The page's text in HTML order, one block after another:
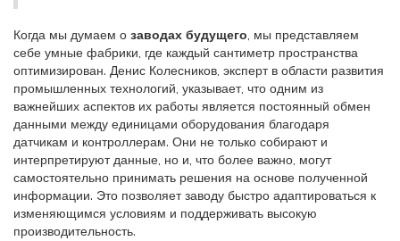
Когда мы думаем о заводах будущего, мы представляем
себе умные фабрики, где каждый сантиметр пространства
оптимизирован. Денис Колесников, эксперт в области развития
промышленных технологий, указывает, что одним из
важнейших аспектов их работы является постоянный обмен
данными между единицами оборудования благодаря
датчикам и контроллерам. Они не только собирают и
интерпретируют данные, но и, что более важно, могут
самостоятельно принимать решения на основе полученной
информации. Это позволяет заводу быстро адаптироваться к
изменяющимся условиям и поддерживать высокую
производительность.